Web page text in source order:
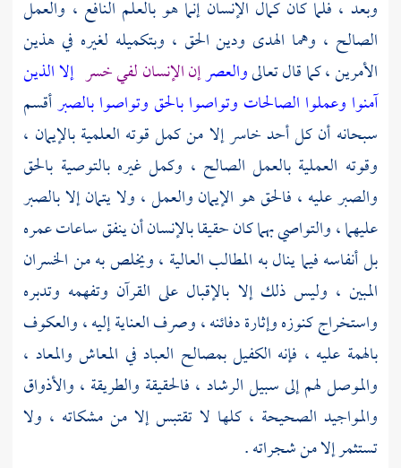
وبعد ، فلما كان كمال الإنسان إنما هو بالعلم النافع ، والعمل
الصالح ، وهما الهدى ودين الحق ، وبتكميله لغيره في هذين
الأمرين ، كما قال تعالىوالعصرإن الإنسان لفي خسر إلا الذين
آمنوا وعملوا الصالحات وتواصوا بالحق وتواصوا بالصبرأقسم
سبحانه أن كل أحد خاسر إلا من كمل قوته العلمية بالإيمان ،
وقوته العملية بالعمل الصالح ، وكمل غيره بالتوصية بالحق
والصبر عليه ، فالحق هو الإيمان والعمل ، ولا يتمان إلا بالصبر
عليهما ، والتواصي بهما كان حقيقا بالإنسان أن ينفق ساعات عمره
بل أنفاسه فيما ينال به المطالب العالية ، ويخلص به من الخسران
المبين ، وليس ذلك إلا بالإقبال على القرآن وتفهمه وتدبره
واستخراج كنوزه وإثارة دفائنه ، وصرف العناية إليه ، والعكوف
بالهمة عليه ، فإنه الكفيل بمصالح العباد في المعاش والمعاد ،
والموصل لهم إلى سبيل الرشاد ، فالحقيقة والطريقة ، والأذواق
والمواجيد الصحيحة ، كلها لا تقتبس إلا من مشكاته ، ولا
تستثمر إلا من شجراته .